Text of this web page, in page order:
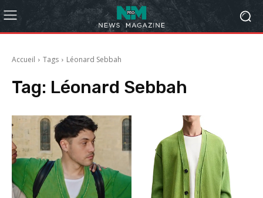
Accueil Tags Léonard Sebbah
Tag: Léonard Sebbah